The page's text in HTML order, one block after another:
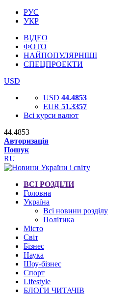
РУС
УКР
ВІДЕО
ФОТО
НАЙПОПУЛЯРНІШІ
СПЕЦПРОЕКТИ
USD
USD 44.4853
EUR 51.3357
Всі курси валют
44.4853
Авторизація
Пошук
RU
ВСІ РОЗДІЛИ
Головна
Україна
Всі новини розділу
Політика
Місто
Світ
Бізнес
Наука
Шоу-бізнес
Спорт
Lifestyle
БЛОГИ ЧИТАЧІВ